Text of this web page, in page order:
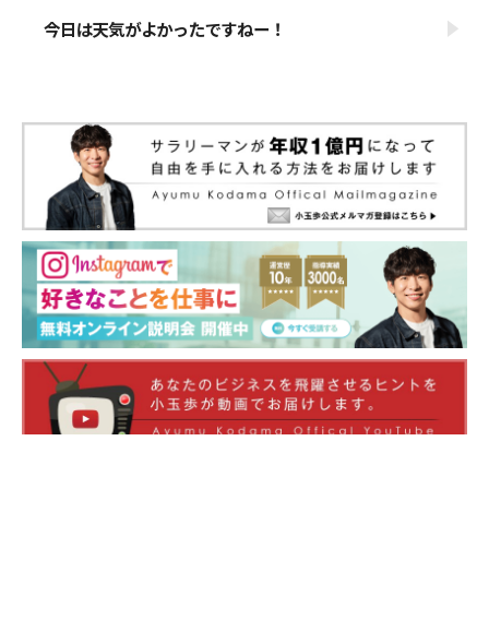
今日は天気がよかったですねー！